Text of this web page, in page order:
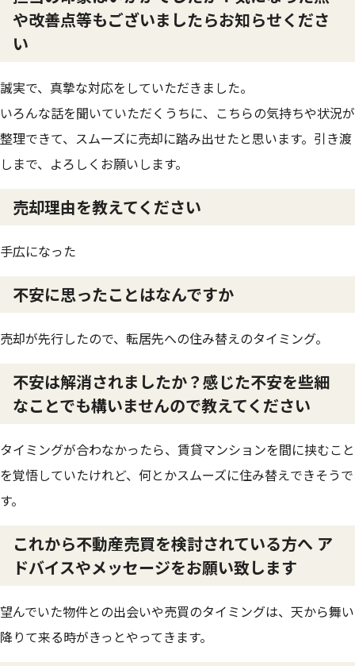
や改善点等もございましたらお知らせくださ
い
誠実で、真摯な対応をしていただきました。
いろんな話を聞いていただくうちに、こちらの気持ちや状況が
整理できて、スムーズに売却に踏み出せたと思います。引き渡
しまで、よろしくお願いします。
売却理由を教えてください
手広になった
不安に思ったことはなんですか
売却が先行したので、転居先への住み替えのタイミング。
不安は解消されましたか？感じた不安を些細
なことでも構いませんので教えてください
タイミングが合わなかったら、賃貸マンションを間に挟むこと
を覚悟していたけれど、何とかスムーズに住み替えできそうで
す。
これから不動産売買を検討されている方へ ア
ドバイスやメッセージをお願い致します
望んでいた物件との出会いや売買のタイミングは、天から舞い
降りて来る時がきっとやってきます。